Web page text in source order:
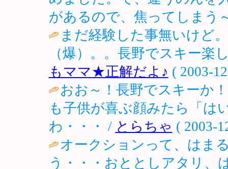
があるので、焦ってしまう
まだ経験した事無いけど
（爆）。。長野でスキー
もママ★正解だよ♪ ( 2003-
おお～！長野でスキー
も子供が喜ぶ顔みたら「は
わ・・・ / とらちゃ ( 2003-
オークションって、はま
う・・・おととしアタリ、